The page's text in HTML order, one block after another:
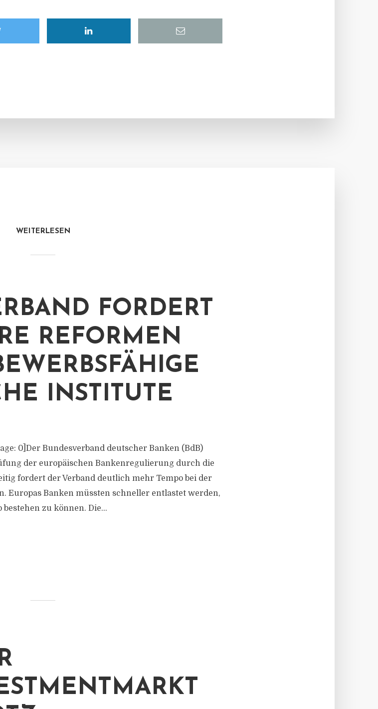
WEITERLESEN
FORDERT
REFORMEN
INSTITUTE
0]Der Bundesverband deutscher Banken (BdB)
der europäischen Bankenregulierung durch die
fordert der Verband deutlich mehr Tempo bei der
Europas Banken müssten schneller entlastet werden,
zu können. Die...